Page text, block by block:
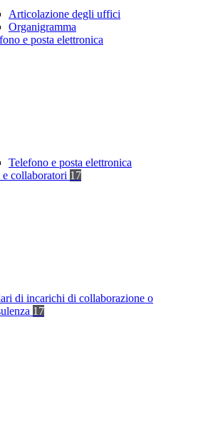
Articolazione degli uffici
Organigramma
e posta elettronica
Telefono e posta elettronica
collaboratori 17
di incarichi di collaborazione o
17